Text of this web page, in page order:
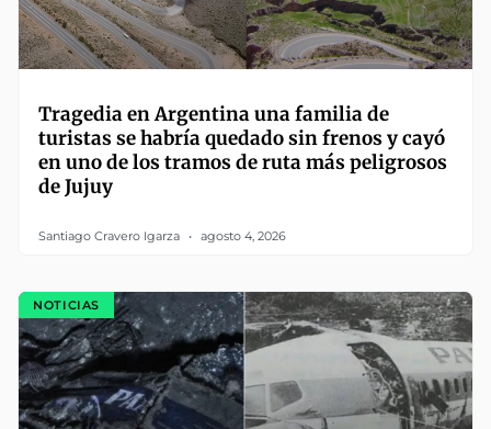
Tragedia en Argentina una familia de
turistas se habría quedado sin frenos y cayó
en uno de los tramos de ruta más peligrosos
de Jujuy
Santiago Cravero Igarza agosto 4, 2026
NOTICIAS